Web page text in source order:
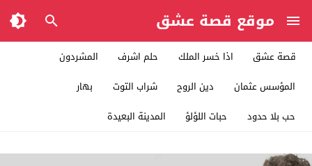
موقع قصة عشق
قصة عشق اذا خسر الملك حلم اشرف
المشردون
المؤسس عثمان
دين الروح شراب التوت
بهار
حب بلا حدود
حبات اللؤلؤ المدينة البعيدة